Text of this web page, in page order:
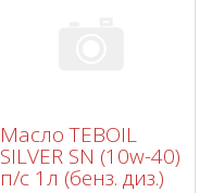
Масло TEBOIL
SILVER SN (10w-40)
п/с 1л (бенз. диз.)